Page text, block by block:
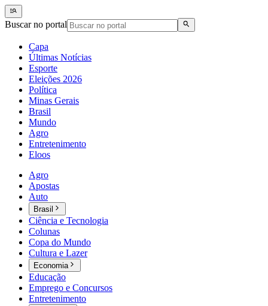
Buscar no portal
Capa
Últimas Notícias
Esporte
Eleições 2026
Política
Minas Gerais
Brasil
Mundo
Agro
Entretenimento
Eloos
Agro
Apostas
Auto
Brasil
Ciência e Tecnologia
Colunas
Copa do Mundo
Cultura e Lazer
Economia
Educação
Emprego e Concursos
Entretenimento